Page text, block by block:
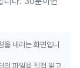
내리는 화면입니
의 파일을 직접 읽고,